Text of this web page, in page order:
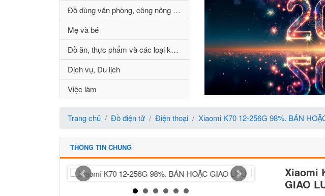
Đồ dùng văn phòng, công nông nghiệp
Mẹ và bé
Đồ ăn, thực phẩm và các loại khác
Dịch vụ, Du lịch
Việc làm
Trang chủ Đồ điện tử Điện thoại Xiaomi K70 12-256G 98%. BÁN
THÔNG TIN CHUNG
Xiaomi
GIAO